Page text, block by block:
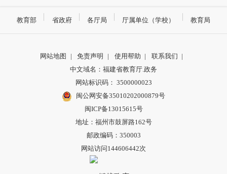
教育部 省政府 各厅局 厅属单位（学校） 教育局
网站地图 | 免责声明 | 使用帮助 | 联系我们 |
中文域名：福建省教育厅.政务
网站标识码： 3500000023
闽公网安备35010202000879号
闽ICP备13015615号
地址：福州市鼓屏路162号
邮政编码：350003
网站访问144606442次